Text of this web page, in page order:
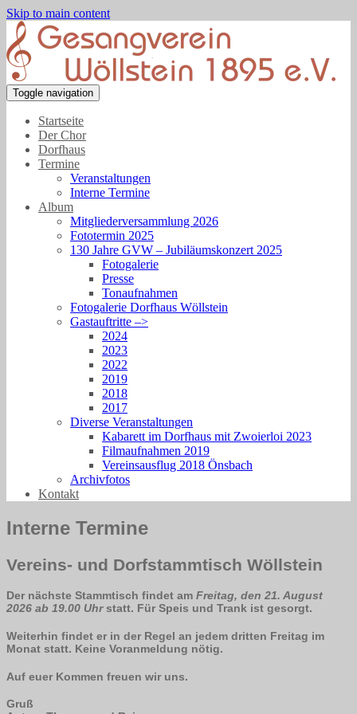
Skip to main content
Toggle navigation
Startseite
Der Chor
Dorfhaus
Termine
Veranstaltungen
Interne Termine
Album
Mitgliederversammlung 2026
Fototermin 2025
130 Jahre GVW – Jubiläumskonzert 2025
Fotogalerie
Presse
Tonaufnahmen
Fotogalerie Dorfhaus Wöllstein
Gastauftritte –>
2024
2023
2022
2019
2018
2017
Diverse Veranstaltungen
Kabarett im Dorfhaus mit Zwoierloi 2023
Filmaufnahmen 2019
Vereinsausflug 2018 Önsbach
Archivfotos
Kontakt
Interne Termine
Vereins- und Dorfstammtisch Wöllstein
Der nächste Stammtisch findet am Freitag, den 21. August
2026 ab 19.00 Uhrstatt. Für Speis und Trank ist gesorgt.
Weiterhin findet er in der Regel an jedem dritten Freitag im
Monat statt. Keine Voranmeldung nötig.
Auf euer Kommen freuen wir uns.
Gruß